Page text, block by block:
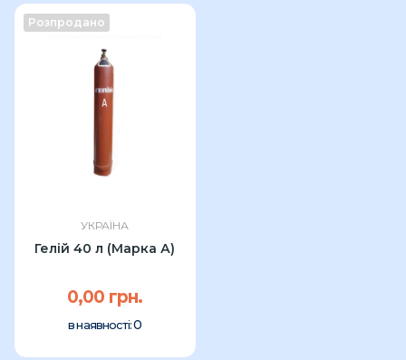
Розпродано
УКРАЇНА
Гелій 40 л (Марка А)
0,00 грн.
в наявності:0